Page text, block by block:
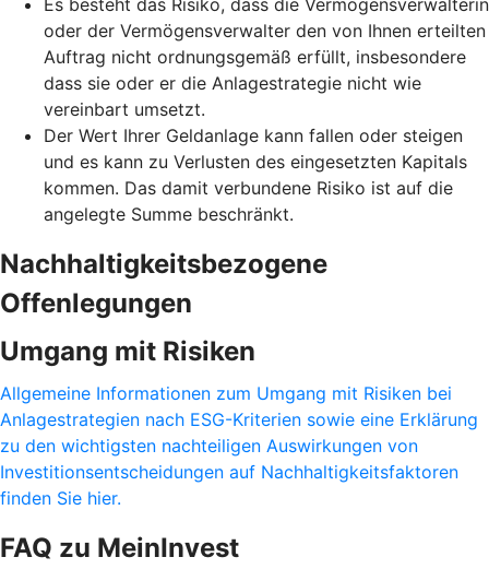
Es besteht das Risiko, dass die Vermögensverwalterin
oder der Vermögensverwalter den von Ihnen erteilten
Auftrag nicht ordnungsgemäß erfüllt, insbesondere
dass sie oder er die Anlagestrategie nicht wie
vereinbart umsetzt.
Der Wert Ihrer Geldanlage kann fallen oder steigen
und es kann zu Verlusten des eingesetzten Kapitals
kommen. Das damit verbundene Risiko ist auf die
angelegte Summe beschränkt.
Nachhaltigkeitsbezogene
Offenlegungen
Umgang mit Risiken
Allgemeine Informationen zum Umgang mit Risiken bei
Anlagestrategien nach ESG-Kriterien sowie eine Erklärung
zu den wichtigsten nachteiligen Auswirkungen von
Investitionsentscheidungen auf Nachhaltigkeitsfaktoren
finden Sie hier.
FAQ zu MeinInvest